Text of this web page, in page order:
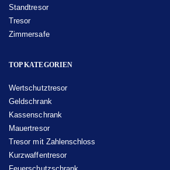
Standtresor
Tresor
Zimmersafe
TOP KATEGORIEN
Wertschutztresor
Geldschrank
Kassenschrank
Mauertresor
Tresor mit Zahlenschloss
Kurzwaffentresor